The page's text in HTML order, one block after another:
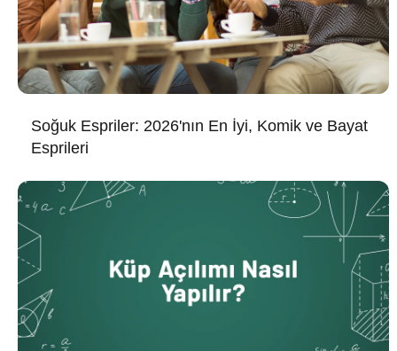
Soğuk Espriler: 2026'nın En İyi, Komik ve Bayat
Esprileri